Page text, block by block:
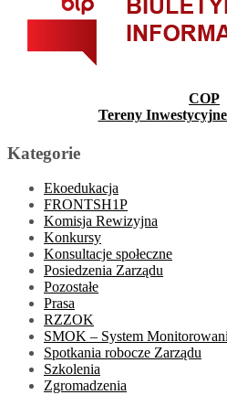
COP
Tereny
Kategorie
Ekoedukacja
FRONTSH1P
Komisja Rewizyjna
Konkursy
Konsultacje społeczne
Posiedzenia Zarządu
Pozostałe
Prasa
RZZOK
SMOK – System
Spotkania robocze Zarządu
Szkolenia
Zgromadzenia